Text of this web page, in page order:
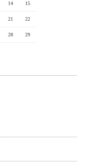
14 15
21 22
28 29